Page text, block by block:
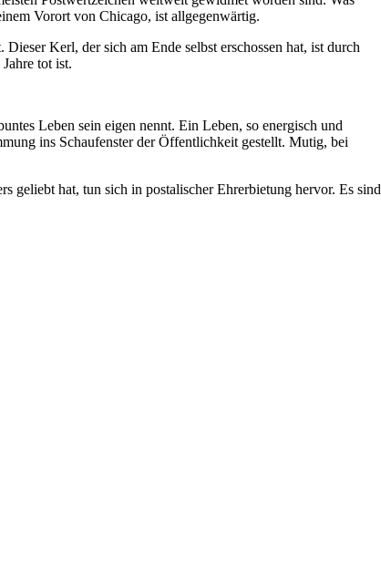
Vorort von Chicago, ist allgegenwärtig.
Kerl, der sich am Ende selbst erschossen hat, ist durch
tot ist.
Leben sein eigen nennt. Ein Leben, so energisch und
ins Schaufenster der Öffentlichkeit gestellt. Mutig, bei
geliebt hat, tun sich in postalischer Ehrerbietung hervor. Es sind